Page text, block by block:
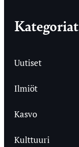
Kategoriat
Uutiset
Ilmiöt
Kasvo
Kulttuuri